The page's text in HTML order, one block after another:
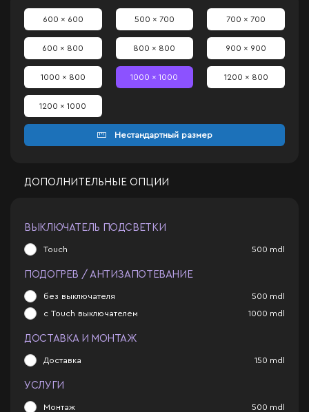
600 x 600 500 x 700 700 x 700
600 x 800 800 x 800 900 x 900
1000 x 800 1000 x 1000 1200 x 800
1200 x 1000
Нестандартный размер
ДОПОЛНИТЕЛЬНЫЕ ОПЦИИ
ВЫКЛЮЧАТЕЛЬ ПОДСВЕТКИ
Touch 500 mdl
ПОДОГРЕВ / АНТИЗАПОТЕВАНИЕ
без выключателя 500 mdl
с Touch выключателем 1000 mdl
ДОСТАВКА И МОНТАЖ
Доставка 150 mdl
УСЛУГИ
Монтаж 500 mdl